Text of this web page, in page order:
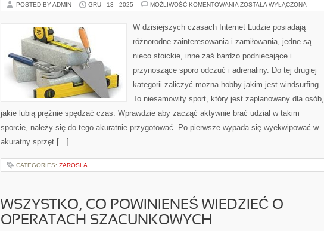
POSTED BY ADMIN GRU - 13 - 2025 MOŻLIWOŚĆ KOMENTOWANIA W
INTERNET
ZOSTAŁA WYŁĄCZONA
W dzisiejszych czasach Internet Ludzie posiadają
różnorodne zainteresowania i zamiłowania, jedne są
nieco stoickie, inne zaś bardzo podniecające i
przynoszące sporo odczuć i adrenaliny. Do tej drugiej
kategorii zaliczyć można hobby jakim jest windsurfing.
To niesamowity sport, który jest zaplanowany dla osób,
jakie lubią prężnie spędzać czas. Wprawdzie aby zacząć aktywnie brać udział w takim
sporcie, należy się do tego akuratnie przygotować. Po pierwsze wypada się wyekwipować w
akuratny sprzęt […]
CATEGORIES: ZAROSLA
WSZYSTKO, CO POWINIENEŚ WIEDZIEĆ O
OPERATACH SZACUNKOWYCH